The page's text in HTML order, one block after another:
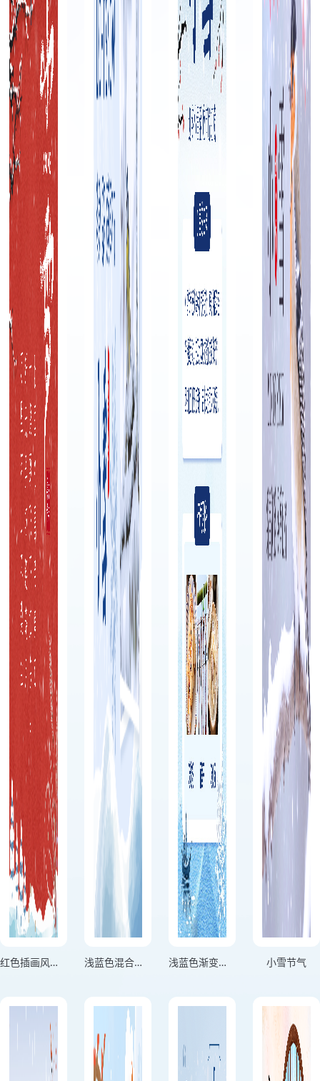
红色插画风格小雪传统节气竖版小雪节气海报 浅蓝色混合风格清寒小雪来庭前草木枯横版小雪节气海报 浅蓝色渐变混合风格迎冬小雪至应节晚虹藏竖版小雪节气海报 小雪节气